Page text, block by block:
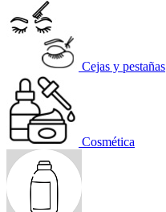
Cejas y pestañas
Cosmética